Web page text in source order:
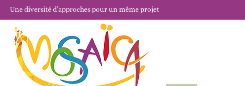
Une diversité d’approches pour un même projet